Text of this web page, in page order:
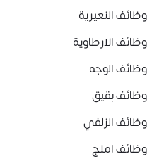
وظائف النعيرية
وظائف الارطاوية
وظائف الوجه
وظائف بقيق
وظائف الزلفي
وظائف املج